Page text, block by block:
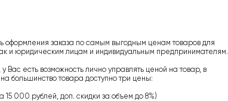
оформления заказа по самым выгодным ценам товаров для
и юридическим лицам и индивидуальным предпринимателям.
есть возможность лично управлять ценой на товар, в
большинство товара доступно три цены:
000 рублей, доп. скидки за объем до 8%)